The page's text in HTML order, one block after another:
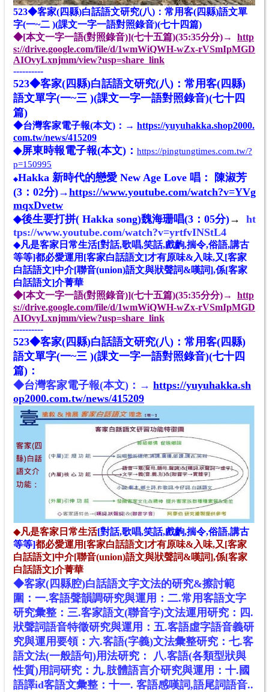
523◆客家(四縣)白話語文研究(八)：常用客(四縣)語文單
字(一~二 )(課文一字一語對照錄音)(七十四篇)
◆[本文一字一語(對照錄音)](七十五篇)(35:35分分)→ http
s://drive.google.com/file/d/1wmWiQWH-wZx-rVSmIpMGD
AIOvyLxnjmm/view?usp=share_link
----------
523◆客家(四縣)白話語文研究(八)：常用客(四縣)
語文單字(一~三 )(課文一字一語對照錄音)(七十四
篇)
◆台灣客家電子報(本文)：→ https://yuyuhakka.shop2000.
com.tw/news/415209
◆屏東時報電子報(本文)： https://pingtungtimes.com.tw/?
p=150995
◆Hakka 新時代的戀愛 New Age Love 唱： 陳淑芳
(3：02分)→https://www.youtube.com/watch?v=YVg
mqxDvetw
◆後生要打拼( Hakka song)魏海珊唱(3：05分)→
ht
tps://www.youtube.com/watch?v=yrtfvINStL4
◆凡是客家日常生活[對話,歌唱,笑話,戲齣,揣令,俗語,講古
等等]都必愛運用[客家白話語文]才有原味&入味,又[客家
白話語文]中介[聯音(union)語文與狀聲詞&嘆詞],係[客家
白話語文]介菁華
◆[本文一字一語(對照錄音)](七十五篇)(35:35分分)→ http
s://drive.google.com/file/d/1wmWiQWH-wZx-rVSmIpMGD
AIOvyLxnjmm/view?usp=share_link
----------
523◆客家(四縣)白話語文研究(八)：常用客(四縣)
語文單字(一~三 )(課文一字一語對照錄音)(七十四
篇) ：
◆台灣客家電子報(本文)：→ https://yuyuhakka.sh
op2000.com.tw/news/415209
◆凡是客家日常生活[對話,歌唱,笑話,戲齣,揣令,俗語,講古
等等]都必愛運用[客家白話語文]才有原味&入味,又[客家
白話語文]中介[聯音(union)語文與狀聲詞&嘆詞],係[客家
白話語文]介菁華
◆客家(四縣腔)白話語文字文法的研究&擦討範
圍：一.客語聲韻調研究與運用：二.常用客語文字
研究彙整：三.客家語文(聯音字)文法運用研究：四.
狀聲詞語音特徵研究與運用：五.客語虛字語音義研
究與運用要領：六.客語(字義)文法彙整研究：七.客
語文法(一般語句)用法研究： 八.客語(各類型狀與
性質)用詞研究：九.肢體語言介研究與運用：十.國
語譯id客語文彙整：十一. 客語感嘆詞,語尾詞語音..